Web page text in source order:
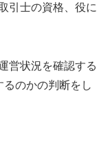
引士の資格、役に
営状況を確認する
のかの判断をし